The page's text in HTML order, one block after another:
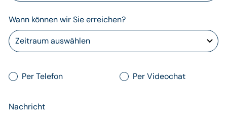
Wann können wir Sie erreichen?
Per Telefon Per Videochat
Nachricht